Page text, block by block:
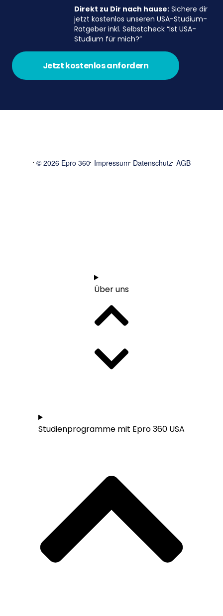
Direkt zu Dir nach hause: Sichere dir
jetzt kostenlos unseren USA-Studium-
Ratgeber inkl. Selbstcheck “Ist USA-
Studium für mich?”
Jetzt kostenlos anfordern
© 2026 Epro 360 Impressum Datenschutz AGB
Über uns
Studienprogramme mit Epro 360 USA